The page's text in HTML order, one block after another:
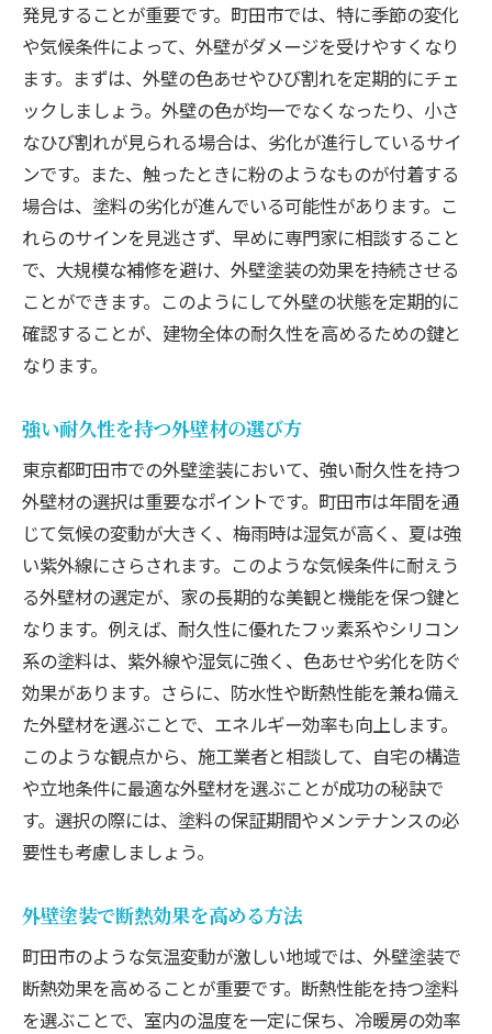
発見することが重要です。町田市では、特に季節の変化
や気候条件によって、外壁がダメージを受けやすくなり
ます。まずは、外壁の色あせやひび割れを定期的にチェ
ックしましょう。外壁の色が均一でなくなったり、小さ
なひび割れが見られる場合は、劣化が進行しているサイ
ンです。また、触ったときに粉のようなものが付着する
場合は、塗料の劣化が進んでいる可能性があります。こ
れらのサインを見逃さず、早めに専門家に相談すること
で、大規模な補修を避け、外壁塗装の効果を持続させる
ことができます。このようにして外壁の状態を定期的に
確認することが、建物全体の耐久性を高めるための鍵と
なります。
強い耐久性を持つ外壁材の選び方
東京都町田市での外壁塗装において、強い耐久性を持つ
外壁材の選択は重要なポイントです。町田市は年間を通
じて気候の変動が大きく、梅雨時は湿気が高く、夏は強
い紫外線にさらされます。このような気候条件に耐えう
る外壁材の選定が、家の長期的な美観と機能を保つ鍵と
なります。例えば、耐久性に優れたフッ素系やシリコン
系の塗料は、紫外線や湿気に強く、色あせや劣化を防ぐ
効果があります。さらに、防水性や断熱性能を兼ね備え
た外壁材を選ぶことで、エネルギー効率も向上します。
このような観点から、施工業者と相談して、自宅の構造
や立地条件に最適な外壁材を選ぶことが成功の秘訣で
す。選択の際には、塗料の保証期間やメンテナンスの必
要性も考慮しましょう。
外壁塗装で断熱効果を高める方法
町田市のような気温変動が激しい地域では、外壁塗装で
断熱効果を高めることが重要です。断熱性能を持つ塗料
を選ぶことで、室内の温度を一定に保ち、冷暖房の効率